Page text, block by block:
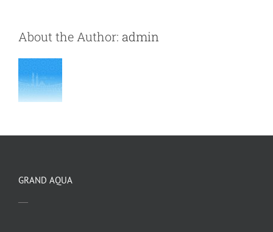
About the Author: admin
GRAND AQUA
—